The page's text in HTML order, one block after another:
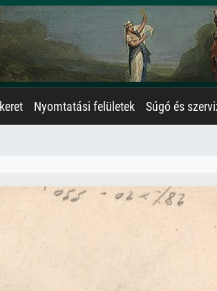
Nyomtatási felületek Súgó és